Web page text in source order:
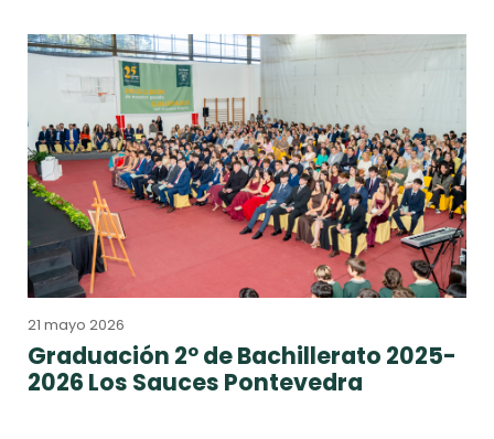
21 mayo 2026
Graduación 2º de Bachillerato 2025-
2026 Los Sauces Pontevedra